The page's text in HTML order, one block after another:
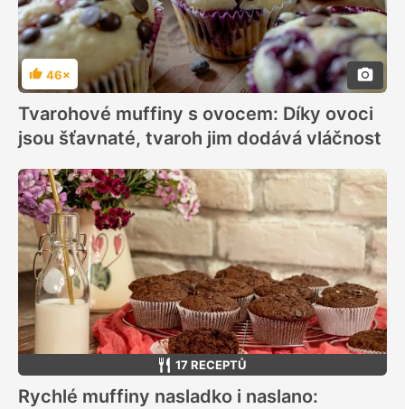
Hodnocení
46×
Tvarohové muffiny s ovocem: Díky ovoci
jsou šťavnaté, tvaroh jim dodává vláčnost
17 RECEPTŮ
Rychlé muffiny nasladko i naslano: